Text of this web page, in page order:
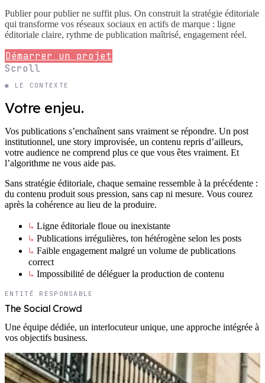
Publier pour publier ne suffit plus. On construit la stratégie éditoriale
qui transforme vos réseaux sociaux en actifs de marque : ligne
éditoriale claire, rythme de publication maîtrisé, engagement réel.
Démarrer un projet
Scroll
◉ LE CONTEXTE
Votre enjeu.
Vos publications s’enchaînent sans vraiment se répondre. Un post
institutionnel, une story improvisée, un contenu repris d’ailleurs,
votre audience ne comprend plus ce que vous êtes vraiment. Et
l’algorithme ne vous aide pas.
Sans stratégie éditoriale, chaque semaine ressemble à la précédente :
du contenu produit sous pression, sans cap ni mesure. Vous courez
après la cohérence au lieu de la produire.
↳ Ligne éditoriale floue ou inexistante
↳ Publications irrégulières, ton hétérogène selon les posts
↳ Faible engagement malgré un volume de publications
correct
↳ Impossibilité de déléguer la production de contenu
ENTITÉ RESPONSABLE
The Social Crowd
Une équipe dédiée, un interlocuteur unique, une approche intégrée à
vos objectifs business.